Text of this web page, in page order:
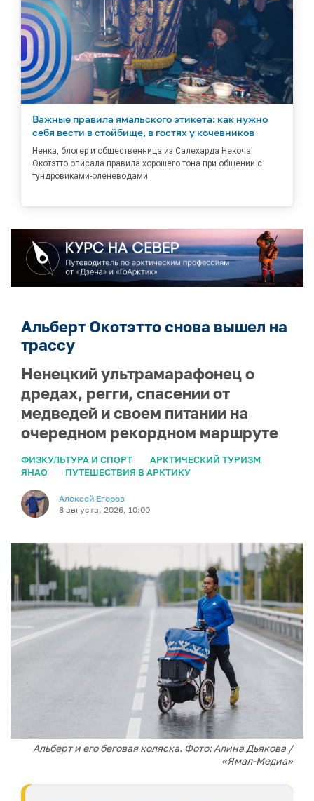
Важные правила ямальского этикета: как нужно
себя вести в стойбище, в гостях у кочевников
Ненка, блогер и общественница из Салехарда Некоча
Окотэтто описала правила хорошего тона при общении с
тундровиками-оленеводами
Альберт Окотэтто снова вышел на
трассу
Ненецкий ультрамарафонец о
дредах, регги, спасении от
медведей и своем питании на
очередном рекордном маршруте
ФИЗКУЛЬТУРА И СПОРТ
АРКТИЧЕСКИЙ ТУРИЗМ
ЯНАО
ПУТЕШЕСТВИЯ В АРКТИКУ
Алексей Егоров
8 августа, 2026, 10:00
Альберт и его беговая коляска. Фото: Алина Дьякова /
«Ямал-Медиа»